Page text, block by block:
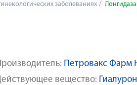
заболеваниях
Петровакс Фарм
вещество: